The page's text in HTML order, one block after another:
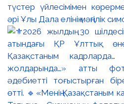
түстер үйлесімімен
әрі Ұлы Дала елінің мәңгілік